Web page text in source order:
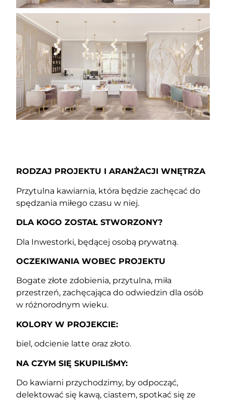
RODZAJ PROJEKTU I ARANŻACJI WNĘTRZA
Przytulna kawiarnia, która będzie zachęcać do
spędzania miłego czasu w niej.
DLA KOGO ZOSTAŁ STWORZONY?
Dla Inwestorki, będącej osobą prywatną.
OCZEKIWANIA WOBEC PROJEKTU
Bogate złote zdobienia, przytulna, miła
przestrzeń, zachęcająca do odwiedzin dla osób
w różnorodnym wieku.
KOLORY W PROJEKCIE:
biel, odcienie latte oraz złoto.
NA CZYM SIĘ SKUPILIŚMY:
Do kawiarni przychodzimy, by odpocząć,
delektować się kawą, ciastem, spotkać się ze